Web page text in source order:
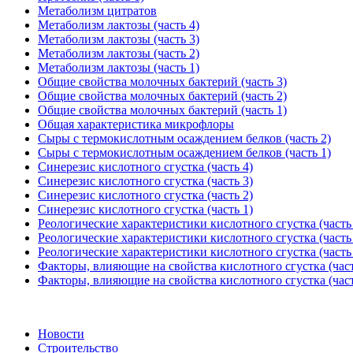
Метаболизм цитратов
Метаболизм лактозы (часть 4)
Метаболизм лактозы (часть 3)
Метаболизм лактозы (часть 2)
Метаболизм лактозы (часть 1)
Общие свойства молочных бактерий (часть 3)
Общие свойства молочных бактерий (часть 2)
Общие свойства молочных бактерий (часть 1)
Общая характеристика микрофлоры
Сыры с термокислотным осаждением белков (часть 2)
Сыры с термокислотным осаждением белков (часть 1)
Синерезис кислотного сгустка (часть 4)
Синерезис кислотного сгустка (часть 3)
Синерезис кислотного сгустка (часть 2)
Синерезис кислотного сгустка (часть 1)
Реологические характеристики кислотного сгустка
Реологические характеристики кислотного сгустка
Реологические характеристики кислотного сгустка
Факторы, влияющие на свойства кислотного сгустка
Факторы, влияющие на свойства кислотного сгустка
Новости
Строительство